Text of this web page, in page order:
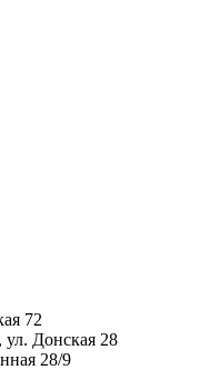
72
Донская 28
28/9